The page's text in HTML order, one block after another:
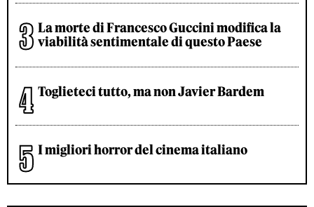
La morte di Francesco Guccini modifica la
viabilità sentimentale di questo Paese
Toglieteci tutto, ma non Javier Bardem
I migliori horror del cinema italiano